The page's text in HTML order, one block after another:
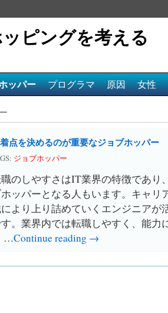
ピングを考える
ッパー プログラマ 原因 女性
点を決めるのが重要なジョブホッパー
ジョブホッパー
のしやすさはIT業界の特徴であり
ッパーとなる人もいます。キャリ
より上り詰めていくエンジニアが
。業界内では転職しやすく、能力
…Continue reading →